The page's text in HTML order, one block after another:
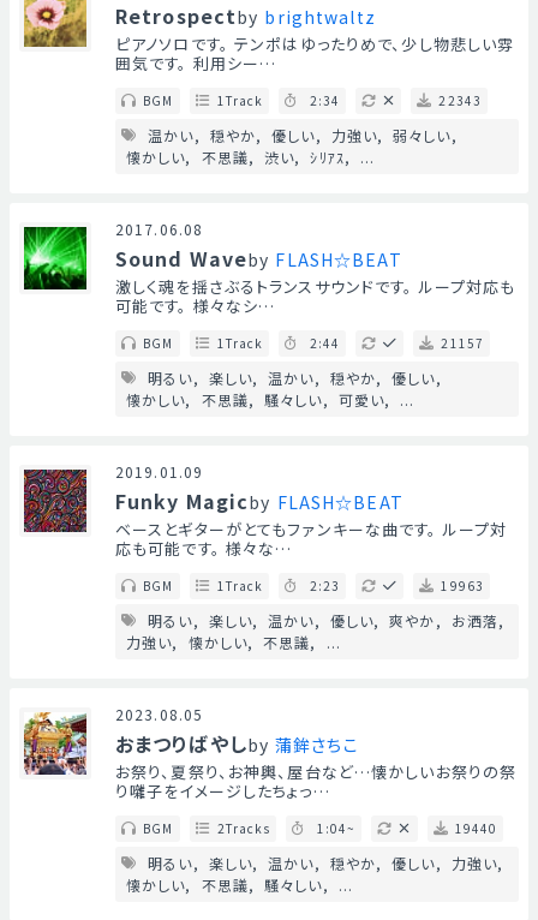
Retrospectby brightwaltz
ピアノソロです。 テンポはゆったりめで、少し物悲しい雰
囲気です。 利用シー…
BGM 1Track 2:34 22343
温かい 穏やか 優しい 力強い
弱々しい
懐かしい
不思議 渋い ｼﾘｱｽ ...
2017.06.08
Sound Waveby FLASH☆BEAT
激しく魂を揺さぶるトランスサウンドです。 ループ対応も
可能です。 様々なシ…
BGM 1Track 2:44 21157
明るい 楽しい 温かい 穏やか
優しい
懐かしい
不思議 騒々しい 可愛い ...
2019.01.09
Funky Magicby FLASH☆BEAT
ベースとギターがとてもファンキーな曲です。 ループ対
応も可能です。 様々な…
BGM 1Track 2:23 19963
明るい 楽しい 温かい 優しい 爽やか
お洒落
力強い
懐かしい 不思議 ...
2023.08.05
おまつりばやしby 蒲鉾さちこ
お祭り、夏祭り、お神輿、屋台など…懐かしいお祭りの祭
り囃子をイメージしたちょっ…
BGM 2Tracks 1:04~ 19440
明るい 楽しい 温かい 穏やか 優しい
力強い
懐かしい
不思議 騒々しい ...